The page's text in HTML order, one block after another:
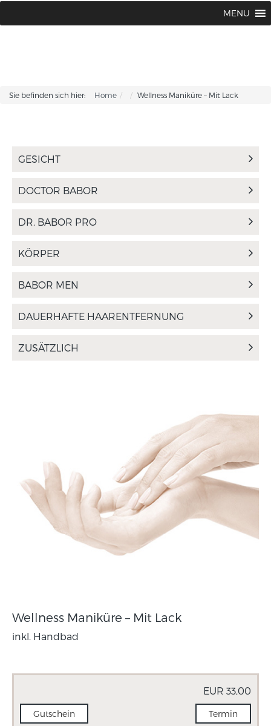
MENU
Sie befinden sich hier: Home Wellness Maniküre – Mit Lack
GESICHT
DOCTOR BABOR
DR. BABOR PRO
KÖRPER
BABOR MEN
DAUERHAFTE HAARENTFERNUNG
ZUSÄTZLICH
Wellness Maniküre – Mit Lack
inkl. Handbad
EUR 33,00
Gutschein Termin